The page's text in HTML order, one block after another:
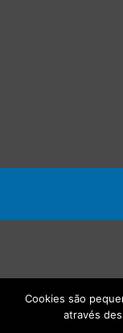
Cookies são
através